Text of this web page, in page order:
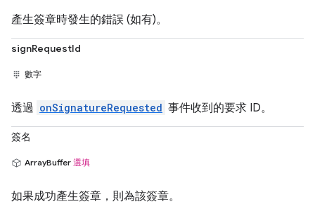
產生簽章時發生的錯誤 (如有)。
signRequestId
數字
透過 onSignatureRequested 事件收到的要求 ID。
簽名
ArrayBuffer 選填
如果成功產生簽章，則為該簽章。